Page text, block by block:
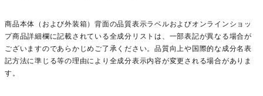
商品本体（および外装箱）背面の品質表示ラベルおよびオンラインショッ
プ商品詳細欄に記載されている全成分リストは、一部表記が異なる場合が
ございますのであらかじめご了承ください。品質向上や国際的な成分名表
記方法に準じる等の理由により全成分表示内容が変更される場合がありま
す。